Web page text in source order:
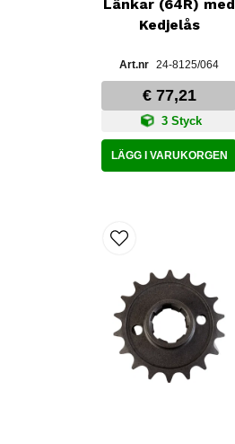
Länkar (64R) med
Kedjelås
24-8125/064
€ 77,21
3 Styck
LÄGG I VARUKORGEN